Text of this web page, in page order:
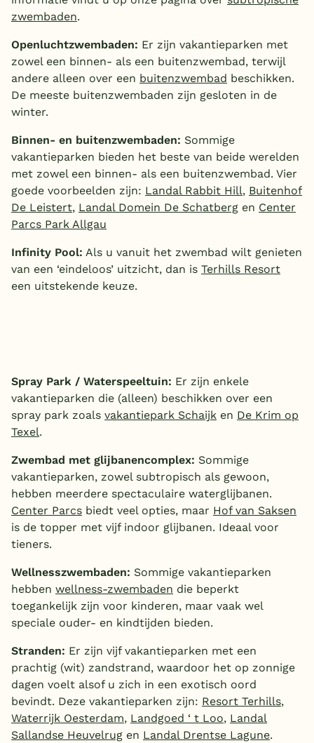
zwembaden.
Openluchtzwembaden: Er zijn vakantieparken met
zowel een binnen- als een buitenzwembad, terwijl
andere alleen over een buitenzwembad beschikken.
De meeste buitenzwembaden zijn gesloten in de
winter.
Binnen- en buitenzwembaden: Sommige
vakantieparken bieden het beste van beide werelden
met zowel een binnen- als een buitenzwembad. Vier
goede voorbeelden zijn: Landal Rabbit Hill, Buitenhof
De Leistert, Landal Domein De Schatberg en Center
Parcs Park Allgau
Infinity Pool: Als u vanuit het zwembad wilt genieten
van een ‘eindeloos’ uitzicht, dan is Terhills Resort
een uitstekende keuze.
Spray Park / Waterspeeltuin: Er zijn enkele
vakantieparken die (alleen) beschikken over een
spray park zoals vakantiepark Schaijk en De Krim op
Texel.
Zwembad met glijbanencomplex: Sommige
vakantieparken, zowel subtropisch als gewoon,
hebben meerdere spectaculaire waterglijbanen.
Center Parcs biedt veel opties, maar Hof van Saksen
is de topper met vijf indoor glijbanen. Ideaal voor
tieners.
Wellnesszwembaden: Sommige vakantieparken
hebben wellness-zwembaden die beperkt
toegankelijk zijn voor kinderen, maar vaak wel
speciale ouder- en kindtijden bieden.
Stranden: Er zijn vijf vakantieparken met een
prachtig (wit) zandstrand, waardoor het op zonnige
dagen voelt alsof u zich in een exotisch oord
bevindt. Deze vakantieparken zijn: Resort Terhills,
Waterrijk Oesterdam, Landgoed ‘ t Loo, Landal
Sallandse Heuvelrug en Landal Drentse Lagune.